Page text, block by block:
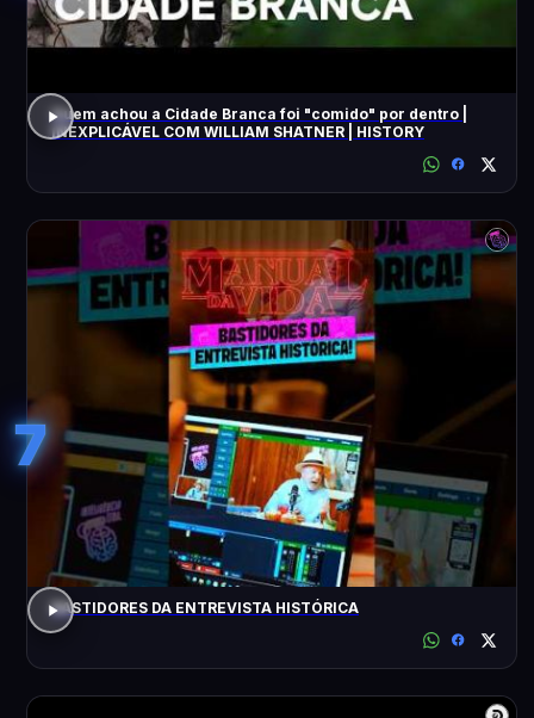
Quem achou a Cidade Branca foi "comido" por dentro |
INEXPLICÁVEL COM WILLIAM SHATNER | HISTORY
7
BASTIDORES DA ENTREVISTA HISTÓRICA